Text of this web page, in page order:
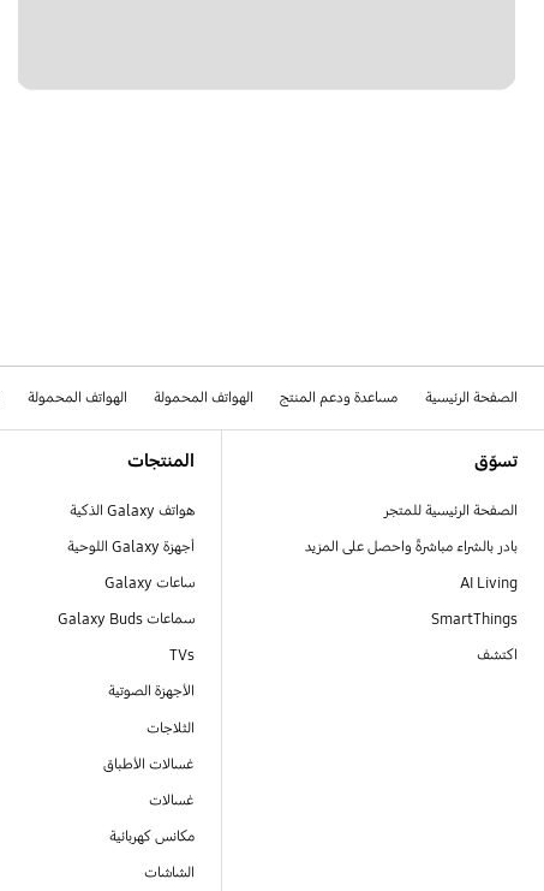
الصفحة الرئيسية مساعدة ودعم المنتج الهواتف المحمولة الهواتف المحمولة
تسوّق
الصفحة الرئيسية للمتجر
بادر بالشراء مباشرةً واحصل على المزيد
AI Living
SmartThings
اكتشف
المنتجات
هواتف Galaxy الذكية
أجهزة Galaxy اللوحية
ساعات Galaxy
سماعات Galaxy Buds
TVs
الأجهزة الصوتية
الثلاجات
غسالات الأطباق
غسالات
مكانس كهربائية
الشاشات